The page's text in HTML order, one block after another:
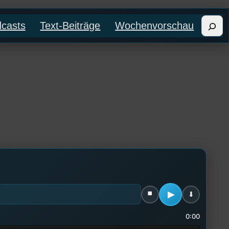
Text-Beiträge Wochenvorschau
0:00